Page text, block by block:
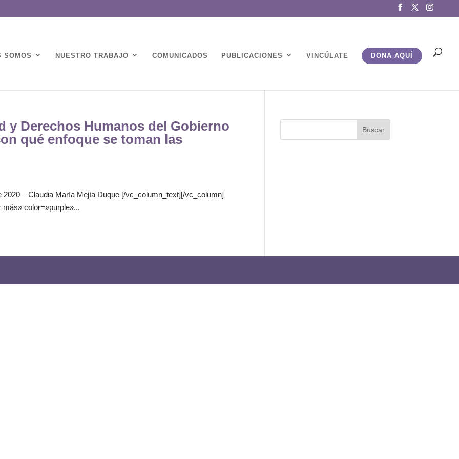
SOMOS NUESTRO TRABAJO COMUNICADOS PUBLICACIONES VINCÚLATE DONA AQUÍ
y Derechos Humanos del Gobierno
qué enfoque se toman las
– Claudia María Mejía Duque [/vc_column_text][/vc_column]
color=»purple»...